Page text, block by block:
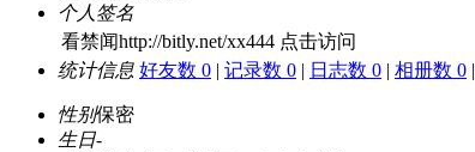
个人签名
看禁闻http://bitly.net/xx444 点击访问
统计信息 好友数 0 | 记录数 0 | 日志数 0 | 相册数 0 |
性别保密
生日-